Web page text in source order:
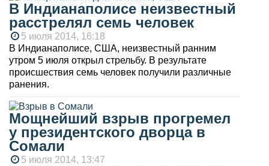
В Индианаполисе неизвестный
расстрелял семь человек
5 июля 2014, 16:18
В Индианаполисе, США, неизвестный ранним
утром 5 июля открыл стрельбу. В результате
происшествия семь человек получили различные
ранения.
Мощнейший взрыв прогремел
у президентского дворца в
Сомали
5 июля 2014, 13:47